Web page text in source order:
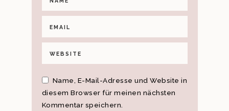
Name, E-Mail-Adresse und Website in
diesem Browser für meinen nächsten
Kommentar speichern.